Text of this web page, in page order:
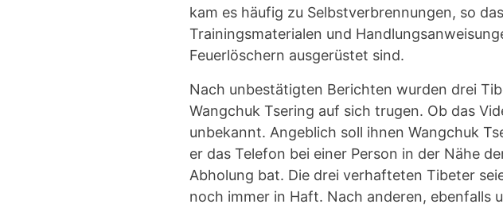
kam es häufig zu Selbstverbrennungen, so
Trainingsmaterialen und
Feuerlöschern ausgerüstet sind.
Nach unbestätigten Berichten wurden drei
Wangchuk Tsering auf sich trugen. Ob das
unbekannt. Angeblich soll ihnen Wangchuk
er das Telefon bei einer Person in der Nähe
Abholung bat. Die drei verhafteten Tibeter
noch immer in Haft. Nach anderen, ebenfalls